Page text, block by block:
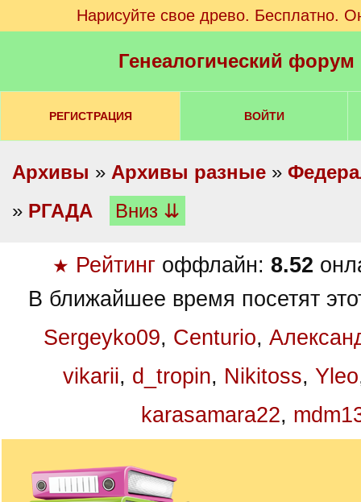
Нарисуйте свое древо. Бесплатно.
Генеалогический
РЕГИСТРАЦИЯ ВОЙТИ
Архивы » Архивы разные »
» РГАДА Вниз ⇊
★ Рейтинг оффлайн: 8.52
В ближайшее время посетят
Sergeyko09, Centurio,
vikarii, d_tropin, Nikitoss, Yleo
karasamara22,